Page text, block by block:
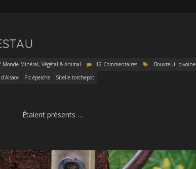
/ Monde Minéral, Végétal & Animal 12 Commentaires
Bouvreuil pivoine
Pic épeiche Sitelle torchepot
Étaient présents …